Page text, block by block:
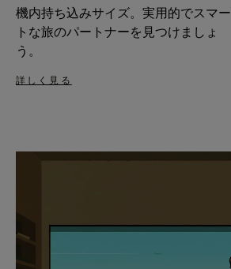
機内持ち込みサイズ。実用的でスマー
トな旅のパートナーを見つけましょ
う。
詳しく見る